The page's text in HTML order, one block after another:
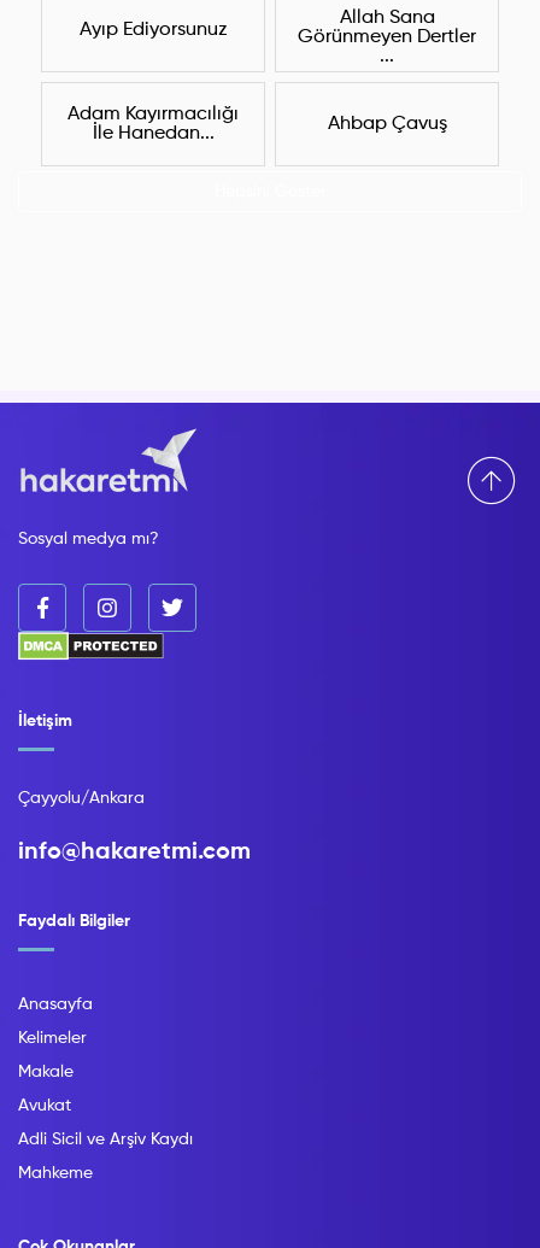
Ayıp Ediyorsunuz
Allah Sana
Görünmeyen Dertler
...
Adam Kayırmacılığı
İle Hanedan...
Ahbap Çavuş
Sosyal medya mı?
Faydalı Bilgiler
Anasayfa
Kelimeler
Makale
Avukat
Adli Sicil ve Arşiv Kaydı
Mahkeme
İletişim
Çayyolu/Ankara
info@hakaretmi.com